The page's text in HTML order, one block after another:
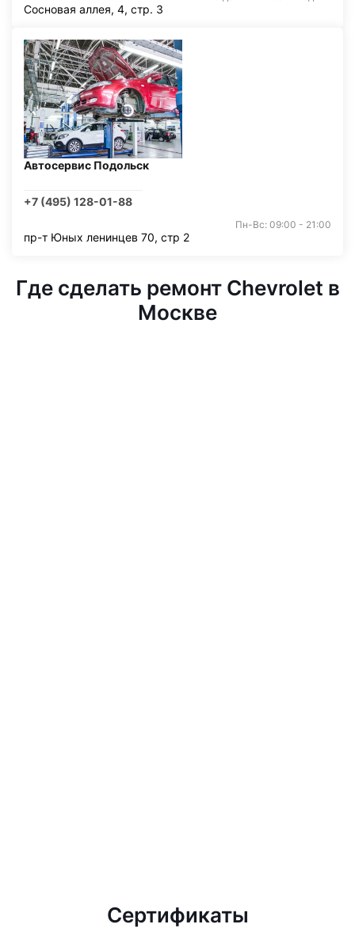
Сосновая аллея, 4, стр. 3
Автосервис Подольск
+7 (495) 128-01-88
Пн-Вс: 09:00 - 21:00
пр-т Юных ленинцев 70, стр 2
Где сделать ремонт Chevrolet в
Москве
Сертификаты